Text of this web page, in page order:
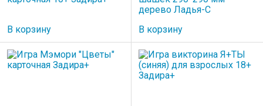
В корзину
дерево Ладья-С
В корзину